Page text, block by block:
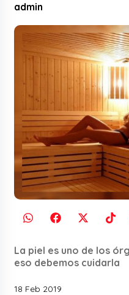
admin
La piel es uno de los
eso debemos cuidarla
18 Feb 2019